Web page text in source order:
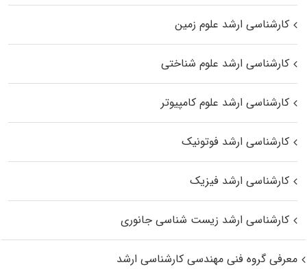
کارشناسی ارشد علوم زمین
کارشناسی ارشد علوم شناختی
کارشناسی ارشد علوم کامپیوتر
کارشناسی ارشد فوتونیک
کارشناسی ارشد فیزیک
کارشناسی ارشد زیست‌ شناسی جانوری
معرفی گروه فنی مهندسی کارشناسی ارشد